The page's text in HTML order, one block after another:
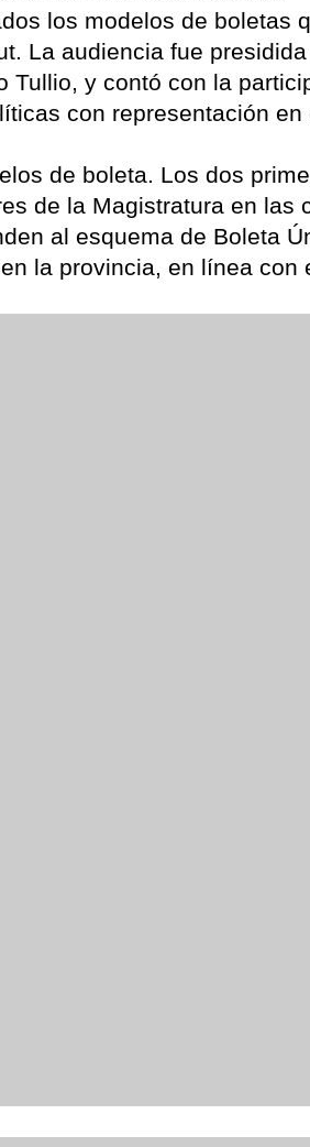
los modelos de boletas
La audiencia fue
Tullio, y contó con la
con representación en
de boleta. Los dos
de la Magistratura en las
al esquema de Boleta
la provincia, en línea con